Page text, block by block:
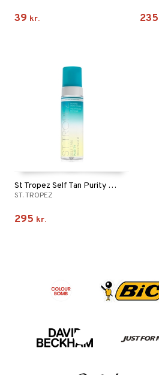
39 kr. 235
St Tropez Self Tan Purity Bronzing Water Mousse
ST. TROPEZ
295 kr.